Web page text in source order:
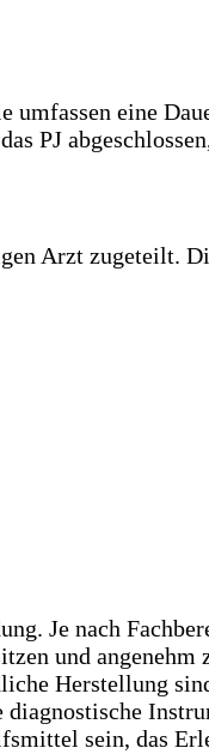
eine
PJ
Arzt zugeteilt.
Je nach
und
Herstellung
sein, das